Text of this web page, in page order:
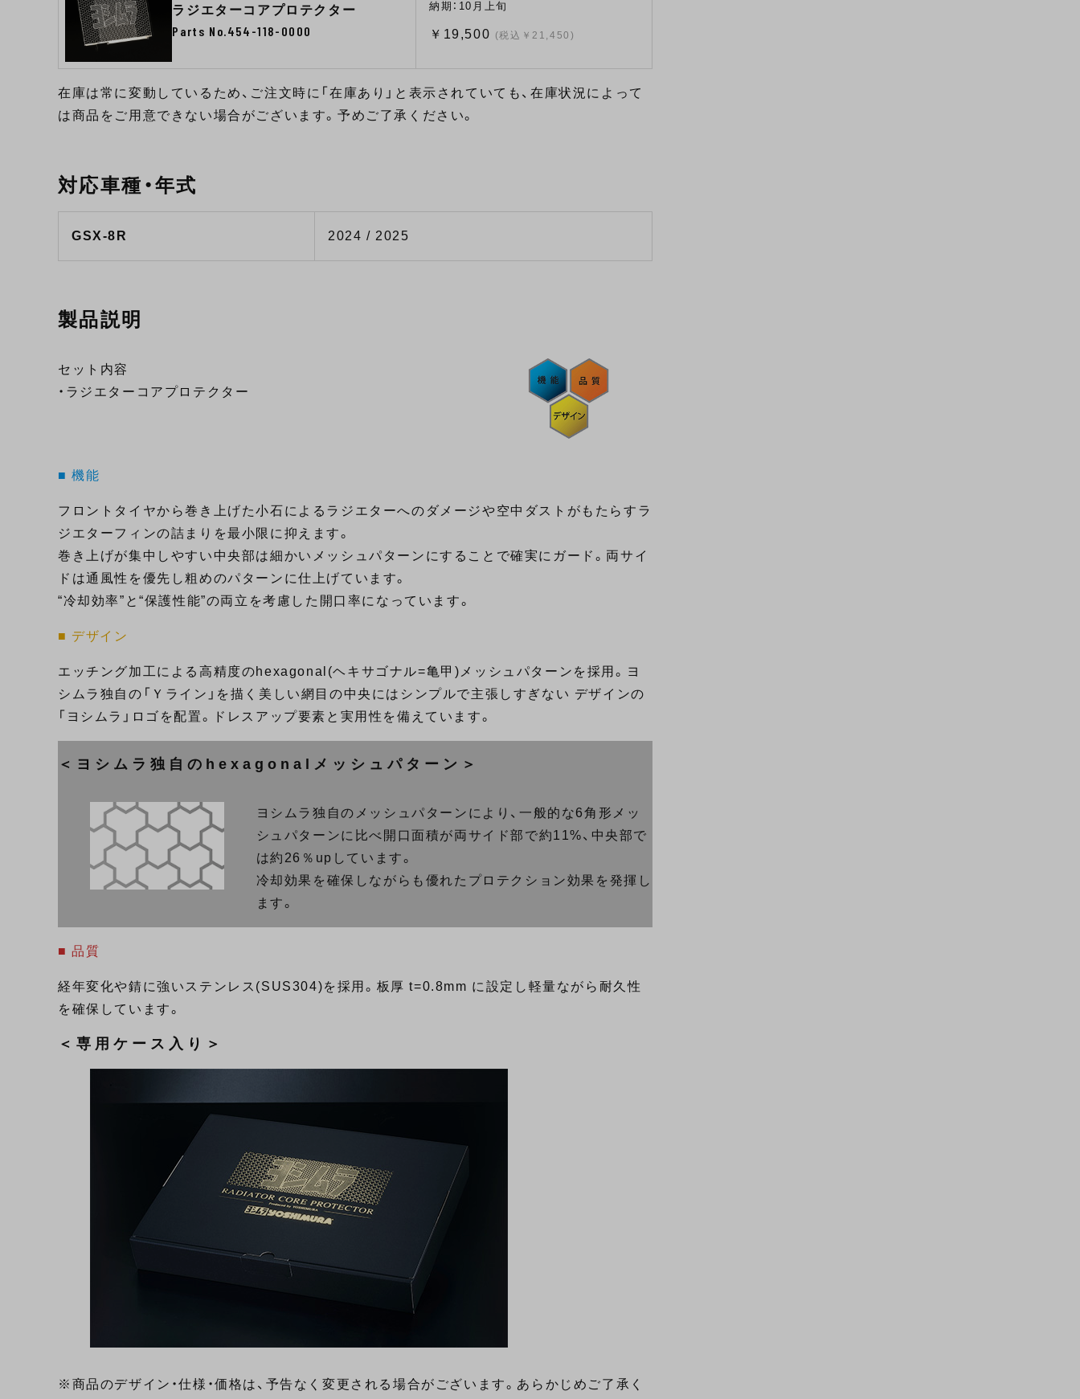
ラジエターコアプロテクター
Parts No.454-118-0000
納期：10月上旬
￥19,500 (税込￥21,450)
在庫は常に変動しているため、ご注文時に「在庫あり」と表示されていても、在庫状況によって
は商品をご用意できない場合がございます。予めご了承ください。
対応車種・年式
GSX-8R 2024 / 2025
製品説明
セット内容
・ラジエターコアプロテクター
■ 機能
フロントタイヤから巻き上げた小石によるラジエターへのダメージや空中ダストがもたらすラ
ジエターフィンの詰まりを最小限に抑えます。
巻き上げが集中しやすい中央部は細かいメッシュパターンにすることで確実にガード。両サイ
ドは通風性を優先し粗めのパターンに仕上げています。
“冷却効率”と“保護性能”の両立を考慮した開口率になっています。
■ デザイン
エッチング加工による高精度のhexagonal(ヘキサゴナル=亀甲)メッシュパターンを採用。ヨ
シムラ独自の「Ｙライン」を描く美しい網目の中央にはシンプルで主張しすぎない デザインの
「ヨシムラ」ロゴを配置。ドレスアップ要素と実用性を備えています。
＜ヨシムラ独自のhexagonalメッシュパターン＞
ヨシムラ独自のメッシュパターンにより、一般的な6角形メッ
シュパターンに比べ開口面積が両サイド部で約11%、中央部で
は約26％upしています。
冷却効果を確保しながらも優れたプロテクション効果を発揮し
ます。
■ 品質
経年変化や錆に強いステンレス(SUS304)を採用。板厚 t=0.8mm に設定し軽量ながら耐久性
を確保しています。
＜専用ケース入り＞
※商品のデザイン・仕様・価格は、予告なく変更される場合がございます。あらかじめご了承く